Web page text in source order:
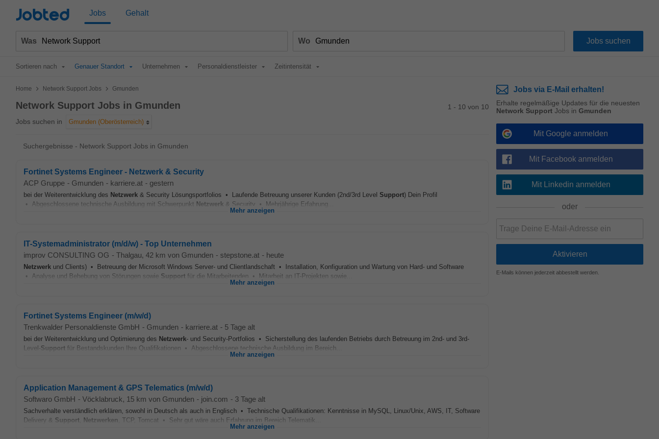
Jobted Jobs Gehalt
Was Wo
Sortieren nach Genauer Standort Unternehmen Personaldienstleister Zeitintensität
Home > Network Support Jobs > Gmunden
Network Support Jobs in Gmunden
Jobs suchen in Gmunden (Oberösterreich)
1 - 10 von 10
Suchergebnisse - Network Support Jobs in Gmunden
Fortinet Systems Engineer - Netzwerk & Security
ACP Gruppe - Gmunden - karriere.at - gestern
bei der Weiterentwicklung des Netzwerk & Security Lösungsportfolios • Laufende Betreuung unserer Kunden (2nd/3rd Level Support) Dein Profil
• Abgeschlossene technische Ausbildung mit Schwerpunkt Netzwerk & Security • Mehrjährige Erfahrung...
Mehr anzeigen
IT-Systemadministrator (m/d/w) - Top Unternehmen
improv CONSULTING OG - Thalgau, 42 km von Gmunden - stepstone.at - heute
Netzwerk und Clients) • Betreuung der Microsoft Windows Server- und Clientlandschaft • Installation, Konfiguration und Wartung von Hard- und Software
• Analyse und Behebung von Störungen sowie Support für die Mitarbeitenden • Mitarbeit an IT-Projekten sowie...
Mehr anzeigen
Fortinet Systems Engineer (m/w/d)
Trenkwalder Personaldienste GmbH - Gmunden - karriere.at - 5 Tage alt
bei der Weiterentwicklung und Optimierung des Netzwerk- und Security-Portfolios • Sicherstellung des laufenden Betriebs durch Betreuung im 2nd- und 3rd-
Level-Support für Bestandskunden Ihre Qualifikationen • Abgeschlossene technische Ausbildung im Bereich...
Mehr anzeigen
Application Management & GPS Telematics (m/w/d)
Softwaro GmbH - Vöcklabruck, 15 km von Gmunden - join.com - 3 Tage alt
Sachverhalte verständlich erklären, sowohl in Deutsch als auch in Englisch • Technische Qualifikationen: Kenntnisse in MySQL, Linux/Unix, AWS, IT, Software
Delivery & Support Netzwerken , TCP, Tomcat • Sehr gut wäre auch Erfahrung im Bereich Telematik...
Mehr anzeigen
Jobs via E-Mail erhalten!
Erhalte regelmäßige Updates für die neuesten
Network Support Jobs in Gmunden
Mit Google anmelden
Mit Facebook anmelden
Mit Linkedin anmelden
oder
E-Mails können jederzeit abbestellt werden.